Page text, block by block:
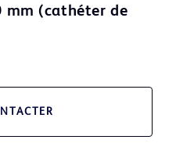
mm (cathéter de